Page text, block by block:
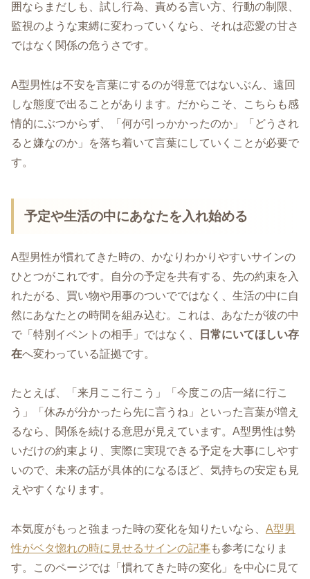
囲ならまだしも、試し行為、責める言い方、行動の制限、
監視のような束縛に変わっていくなら、それは恋愛の甘さ
ではなく関係の危うさです。
A型男性は不安を言葉にするのが得意ではないぶん、遠回
しな態度で出ることがあります。だからこそ、こちらも感
情的にぶつからず、「何が引っかかったのか」「どうされ
ると嫌なのか」を落ち着いて言葉にしていくことが必要で
す。
予定や生活の中にあなたを入れ始める
A型男性が慣れてきた時の、かなりわかりやすいサインの
ひとつがこれです。自分の予定を共有する、先の約束を入
れたがる、買い物や用事のついでではなく、生活の中に自
然にあなたとの時間を組み込む。これは、あなたが彼の中
で「特別イベントの相手」ではなく、
日常にいてほしい存
在へ変わっている証拠です。
たとえば、「来月ここ行こう」「今度この店一緒に行こ
う」「休みが分かったら先に言うね」といった言葉が増え
るなら、関係を続ける意思が見えています。A型男性は勢
いだけの約束より、実際に実現できる予定を大事にしやす
いので、未来の話が具体的になるほど、気持ちの安定も見
えやすくなります。
本気度がもっと強まった時の変化を知りたいなら、 A型男
性がベタ惚れの時に見せるサインの記事も参考になりま
す。このページでは「慣れてきた時の変化」を中心に見て